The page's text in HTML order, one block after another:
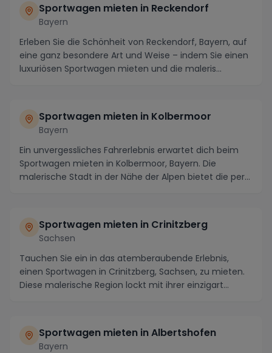
Sportwagen mieten in Reckendorf
Bayern
Erleben Sie die Schönheit von Reckendorf, Bayern, auf
eine ganz besondere Art und Weise – indem Sie einen
luxuriösen Sportwagen mieten und die maleris...
Sportwagen mieten in Kolbermoor
Bayern
Ein unvergessliches Fahrerlebnis erwartet dich beim
Sportwagen mieten in Kolbermoor, Bayern. Die
malerische Stadt in der Nähe der Alpen bietet die per...
Sportwagen mieten in Crinitzberg
Sachsen
Tauchen Sie ein in das atemberaubende Erlebnis,
einen Sportwagen in Crinitzberg, Sachsen, zu mieten.
Diese malerische Region lockt mit ihrer einzigart...
Sportwagen mieten in Albertshofen
Bayern